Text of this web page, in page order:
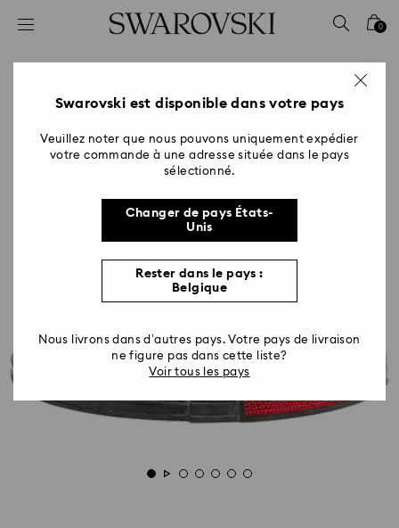
Accesskeys list
2 - Footer
0
Swarovski est disponible dans votre pays
Veuillez noter que nous pouvons uniquement expédier
votre commande à une adresse située dans le pays
sélectionné.
Changer de pays États-
Unis
Rester dans le pays :
Belgique
Nous livrons dans d’autres pays. Votre pays de livraison
ne figure pas dans cette liste?
Voir tous les pays